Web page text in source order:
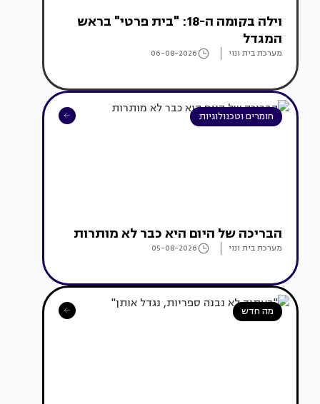
וילה בקומה ה-18: "בית פרטי" בראש
המגדל
מערכת בית ונוי 06-08-2026
חומרים וטכנולוגיות
הבריכה של היום היא כבר לא מותרות
מערכת בית ונוי 05-08-2026
מה חדש